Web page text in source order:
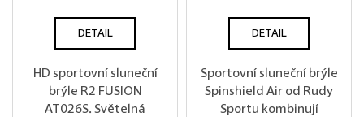
DETAIL
HD sportovní sluneční
brýle R2 FUSION
AT026S. Světelná
DETAIL
Sportovní sluneční brýle
Spinshield Air od Rudy
Sportu kombinují